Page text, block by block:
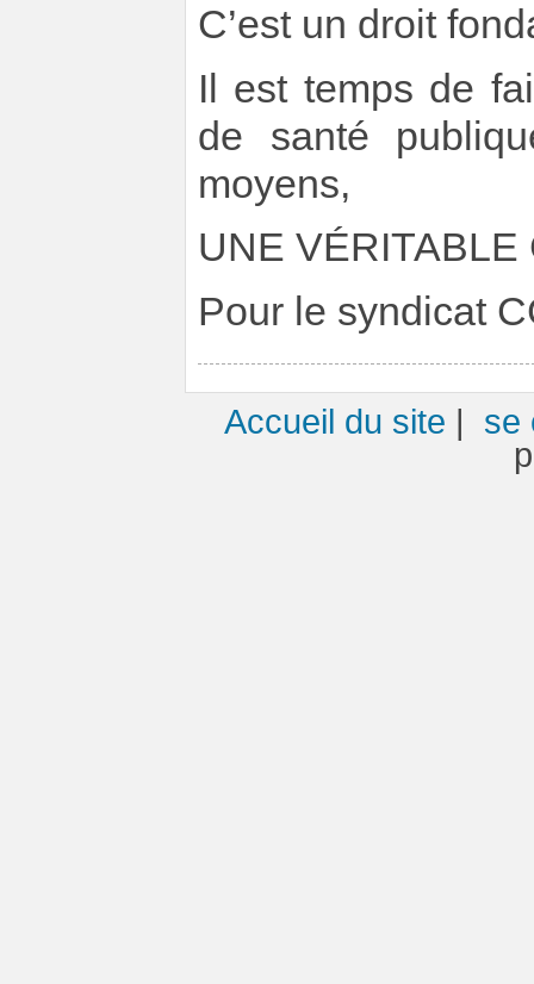
C’est un droit
Il est temps de
de santé
moyens,
UNE
Pour le syndicat
Accueil du site | se